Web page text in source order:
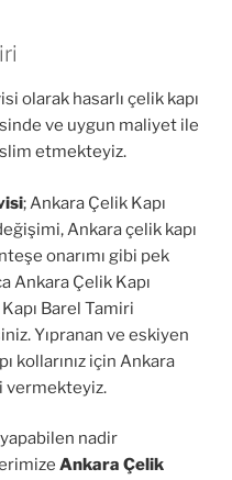
olarak hasarlı çelik kapı
ve uygun maliyet ile
etmekteyiz.
; Ankara Çelik Kapı
Ankara çelik kapı
onarımı gibi pek
Ankara Çelik Kapı
Barel Tamiri
Yıpranan ve eskiyen
kollarınız için Ankara
vermekteyiz.
nadir
Ankara Çelik